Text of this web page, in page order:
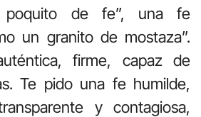
poquito de fe”, una fe
un granito de mostaza”.
firme, capaz de
Te pido una fe humilde,
y contagiosa,